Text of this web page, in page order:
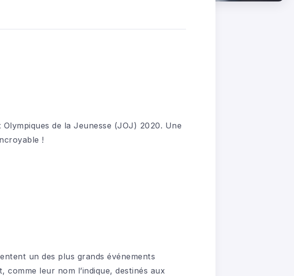
de la Jeunesse (JOJ) 2020. Une
!
un des plus grands événements
comme leur nom l’indique, destinés aux